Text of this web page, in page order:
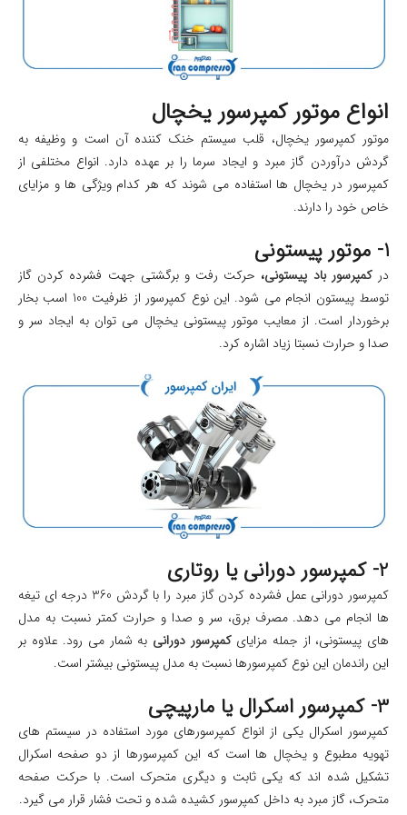
انواع موتور کمپرسور یخچال
موتور کمپرسور یخچال، قلب سیستم خنک کننده آن است و وظیفه به
گردش درآوردن گاز مبرد و ایجاد سرما را بر عهده دارد. انواع مختلفی از
کمپرسور در یخچال ها استفاده می شوند که هر کدام ویژگی ها و مزایای
خاص خود را دارند.
1- موتور پیستونی
درکمپرسور باد پیستونی، حرکت رفت و برگشتی جهت فشرده کردن گاز
توسط پیستون انجام می شود. این نوع کمپرسور از ظرفیت 100 اسب بخار
برخوردار است. از معایب موتور پیستونی یخچال می توان به ایجاد سر و
صدا و حرارت نسبتا زیاد اشاره کرد.
2- کمپرسور دورانی یا روتاری
کمپرسور دورانی عمل فشرده کردن گاز مبرد را با گردش 360 درجه ای تیغه
ها انجام می دهد. مصرف برق، سر و صدا و حرارت کمتر نسبت به مدل
های پیستونی، از جمله مزایایکمپرسور دورانی به شمار می رود. علاوه بر
این راندمان این نوع کمپرسورها نسبت به مدل پیستونی بیشتر است.
3- کمپرسور اسکرال یا مارپیچی
کمپرسور اسکرال یکی از انواع کمپرسورهای مورد استفاده در سیستم های
تهویه مطبوع و یخچال ها است که این کمپرسورها از دو صفحه اسکرال
تشکیل شده اند که یکی ثابت و دیگری متحرک است. با حرکت صفحه
متحرک، گاز مبرد به داخل کمپرسور کشیده شده و تحت فشار قرار می گیرد.